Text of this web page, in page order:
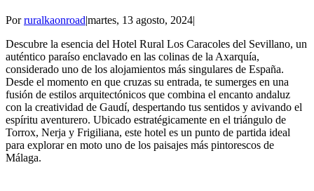
Porruralkaonroad|martes, 13 agosto, 2024|
Descubre la esencia del Hotel Rural Los Caracoles del Sevillano, un
auténtico paraíso enclavado en las colinas de la Axarquía,
considerado uno de los alojamientos más singulares de España.
Desde el momento en que cruzas su entrada, te sumerges en una
fusión de estilos arquitectónicos que combina el encanto andaluz
con la creatividad de Gaudí, despertando tus sentidos y avivando el
espíritu aventurero. Ubicado estratégicamente en el triángulo de
Torrox, Nerja y Frigiliana, este hotel es un punto de partida ideal
para explorar en moto uno de los paisajes más pintorescos de
Málaga.